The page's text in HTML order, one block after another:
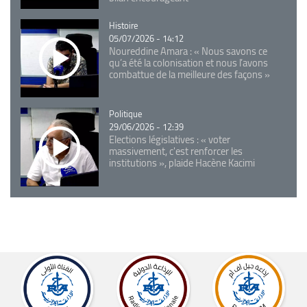
Catégorie
Histoire
05/07/2026 - 14:12
Noureddine Amara : « Nous savons ce
qu’a été la colonisation et nous l’avons
combattue de la meilleure des façons »
Catégorie
Politique
29/06/2026 - 12:39
Elections législatives : « voter
massivement, c'est renforcer les
institutions », plaide Hacène Kacimi